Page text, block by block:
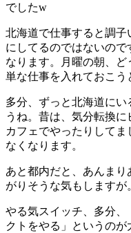
でしたw
北海道で仕事すると調
にしてるのではないの
なります。月曜の朝、ど
単な仕事を入れておこう
多分、ずっと北海道にい
うね。昔は、気分転換に
カフェでやったりして
なくなります。
あと都内だと、あんま
がりそうな気もしますが
やる気スイッチ、多分、
クトをやる」というの